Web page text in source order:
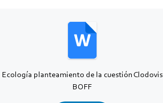
Ecología planteamiento de la cuestión Clodovis
BOFF